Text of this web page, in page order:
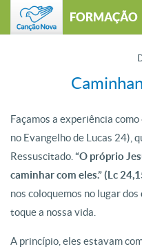
FORMAÇÃO
Façamos a experiência
no Evangelho de Lucas 24),
Ressuscitado. “O próprio
caminhar com eles.” (Lc
nos coloquemos no lugar
toque a nossa vida.
A princípio, eles estavam